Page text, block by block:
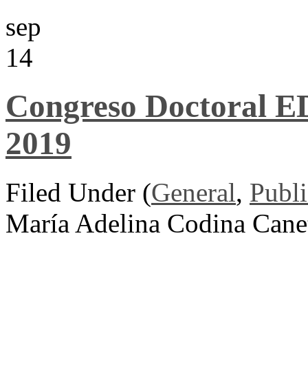
sep
14
Congreso Doctoral
2019
Filed Under (General,
María Adelina Codina